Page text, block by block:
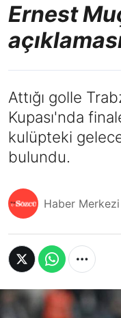
Ernest
Attığı golle
Kupası'nda
kulüpteki
bulundu.
Haber Merkezi